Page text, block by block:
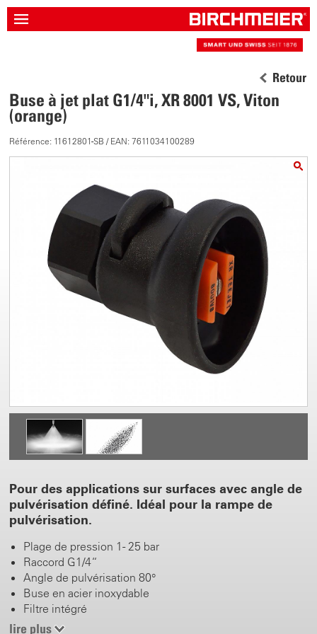
Retour
Buse à jet plat G1/4"i, XR 8001 VS, Viton
(orange)
Référence: 11612801-SB / EAN: 7611034100289
Pour des applications sur surfaces avec angle de
pulvérisation définé. Idéal pour la rampe de
pulvérisation.
Plage de pression 1 - 25 bar
Raccord G1/4“
Angle de pulvérisation 80°
Buse en acier inoxydable
Filtre intégré
Fines gouttes
lire plus